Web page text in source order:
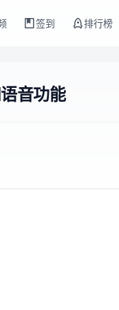
签到 排行榜
音功能